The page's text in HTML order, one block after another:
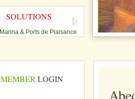
SOLUTIONS
Marina & Ports de Plaisance
MEMBER LOGIN